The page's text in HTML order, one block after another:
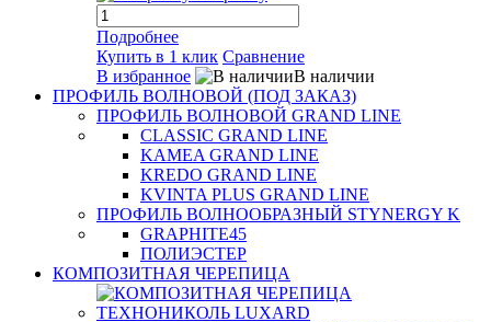
Подробнее
Купить в 1 клик Сравнение
В избранное
В наличии
ПРОФИЛЬ ВОЛНОВОЙ (ПОД ЗАКАЗ)
ПРОФИЛЬ ВОЛНОВОЙ GRAND LINE
CLASSIC GRAND LINE
KAMEA GRAND LINE
KREDO GRAND LINE
KVINTA PLUS GRAND LINE
ПРОФИЛЬ ВОЛНООБРАЗНЫЙ STYNERGY K
GRAPHITE45
ПОЛИЭСТЕР
КОМПОЗИТНАЯ ЧЕРЕПИЦА